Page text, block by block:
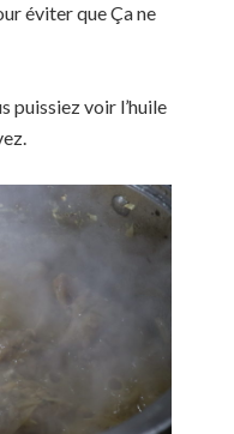
éviter que Ça ne
puissiez voir l’huile